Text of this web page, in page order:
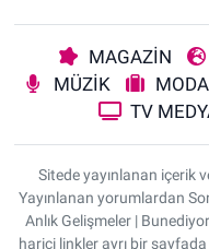
MAGAZİN
MÜZİK
MODA
TV
Sitede yayınlanan içerik
Yayınlanan yorumlardan
Anlık Gelişmeler |
harici linkler ayrı bir sayfada